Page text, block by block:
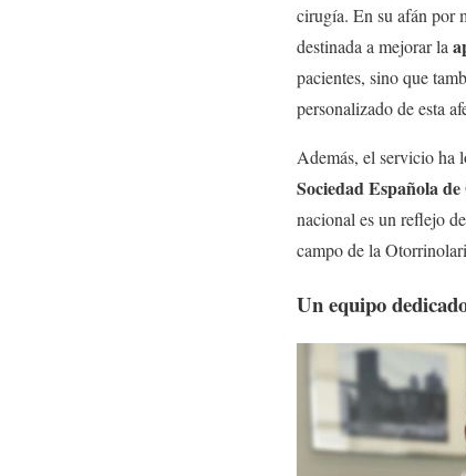
cirugía. En su afán por
destinada a mejorar la
pacientes, sino que
personalizado de esta
Además, el servicio ha
Sociedad Española
nacional es un reflejo
campo de la
Un equipo